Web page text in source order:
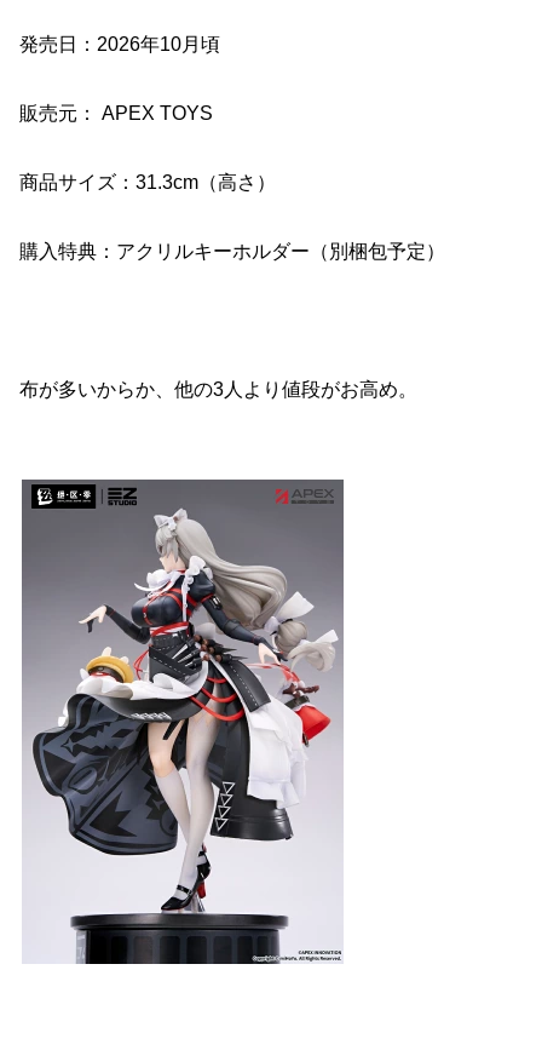
発売日：2026年10月頃
販売元： APEX TOYS
商品サイズ：31.3cm（高さ）
購入特典：アクリルキーホルダー（別梱包予定）
布が多いからか、他の3人より値段がお高め。